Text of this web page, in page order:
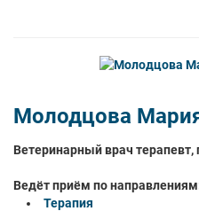
Молодцова
Ветеринарный врач терапевт,
Ведёт приём по
Терапия